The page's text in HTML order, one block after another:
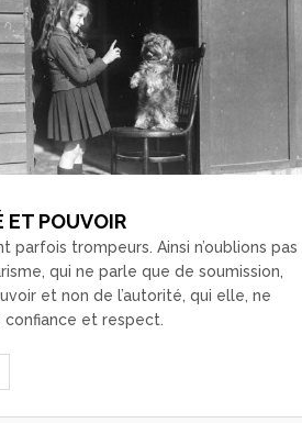
ET POUVOIR
parfois trompeurs. Ainsi n’oublions pas
qui ne parle que de soumission,
et non de l’autorité, qui elle, ne
confiance et respect.